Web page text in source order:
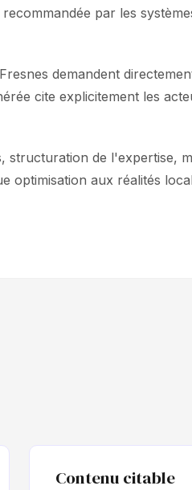
par les
demandent
cite explicitement les
de l'expertise,
optimisation aux réalités
Contenu citable